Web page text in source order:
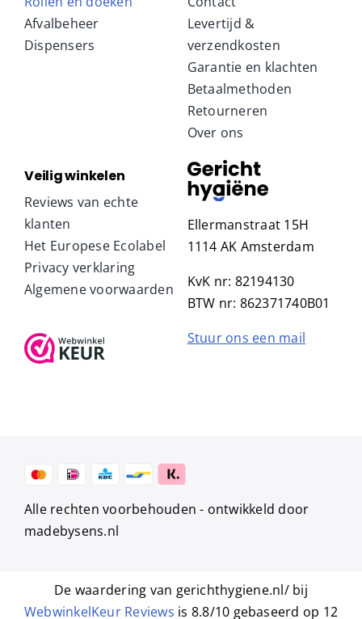
Afvalbeheer
Dispensers
Levertijd &
verzendkosten
Garantie en klachten
Betaalmethoden
Retourneren
Over ons
Veilig winkelen
Reviews van echte
klanten
Het Europese Ecolabel
Privacy verklaring
Algemene voorwaarden
Ellermanstraat 15H
1114 AK Amsterdam
KvK nr: 82194130
BTW nr: 862371740B01
Stuur ons een mail
Alle rechten voorbehouden - ontwikkeld door
madebysens.nl
De waardering van gerichthygiene.nl/ bij
WebwinkelKeur Reviews is 8.8/10 gebaseerd op 12